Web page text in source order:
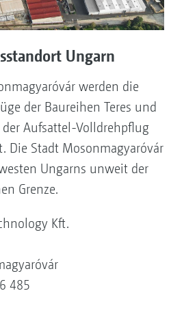
Ungarn
werden die
der Baureihen Teres und
der Aufsattel-Volldrehpflug
Die Stadt Mosonmagyaróvár
Ungarns unweit der
Grenze.
Kft.
485